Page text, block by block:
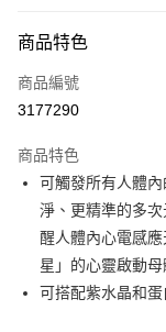
信用卡一次付款
超商取貨付款
Apple Pay
街口支付
悠遊付
ATM付款
商品特色
商品編號
3177290
商品特色
可觸發所有人體
淨、更精準的多
醒人體內心電感
星」的心靈啟動母
可搭配紫水晶和蛋